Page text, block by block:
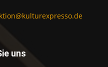
uns